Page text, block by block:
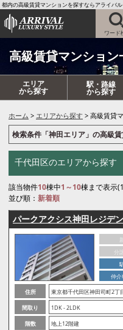
都内の高級賃貸マンションを探すならアライバ
ワード
高級賃貸マンション
エリア
から探す
駅・路線
から探す
ホーム エリアから探す 高級賃貸
検索条件「神田エリア」の高級
千代田区のエリアから探す
該当物件10棟中1～10棟まで表示
並び順： 新着順
パークアクシス神田レジデ
分
仲介
住所
東京都千代田区神田司町2丁
間取り
1DK - 2LDK
階数
地上12階建